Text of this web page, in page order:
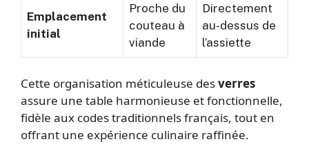
Emplacement
initial
Proche du
couteau à
viande
Directement
au-dessus de
l’assiette
Cette organisation méticuleuse desverres
assure une table harmonieuse et fonctionnelle,
fidèle aux codes traditionnels français, tout en
offrant une expérience culinaire raffinée.